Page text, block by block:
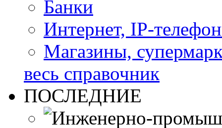
Банки
Интернет, IP-
Магазины,
весь справочник
ПОСЛЕДНИЕ